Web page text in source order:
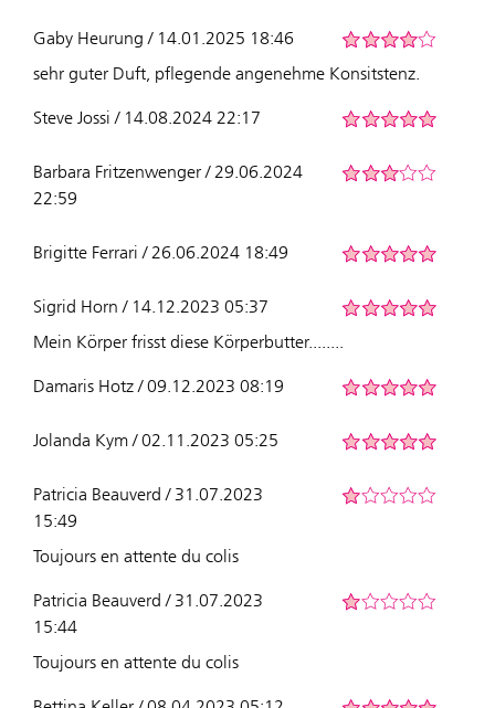
Gaby Heurung / 14.01.2025 18:46
sehr guter Duft, pflegende angenehme Konsitstenz.
Steve Jossi / 14.08.2024 22:17
Barbara Fritzenwenger / 29.06.2024
22:59
Brigitte Ferrari / 26.06.2024 18:49
Sigrid Horn / 14.12.2023 05:37
Mein Körper frisst diese Körperbutter........
Damaris Hotz / 09.12.2023 08:19
Jolanda Kym / 02.11.2023 05:25
Patricia Beauverd / 31.07.2023
15:49
Toujours en attente du colis
Patricia Beauverd / 31.07.2023
15:44
Toujours en attente du colis